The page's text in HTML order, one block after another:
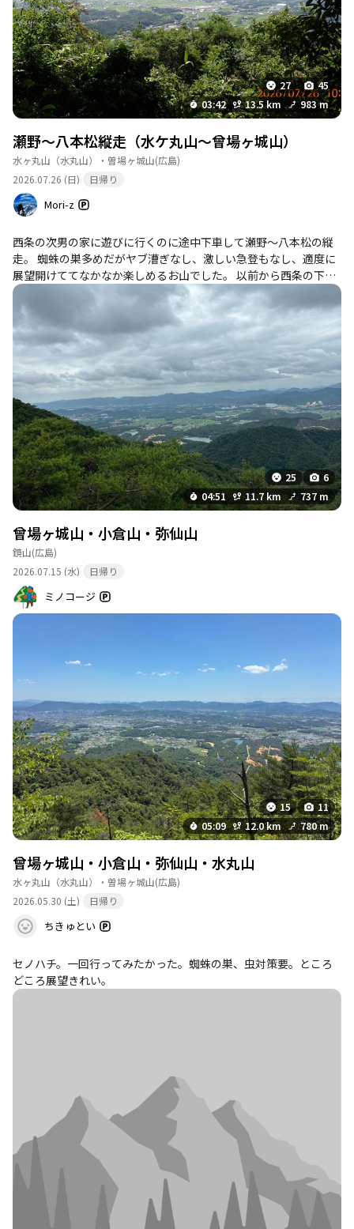
27
45
03:42
13.5 km 983 m
瀬野～八本松縦走（水ケ丸山～曾場ヶ城山）
水ヶ丸山（水丸山）・曽場ヶ城山(広島)
2026.07.26 (日)
日帰り
Mori-z
西条の次男の家に遊びに行くのに途中下車して瀬野～八本松の縦
走。 蜘蛛の巣多めだがヤブ漕ぎなし、激しい急登もなし、適度に
展望開けててなかなか楽しめるお山でした。 以前から西条の下界
から見える稜線がずっと気になっていたが、一度歩くと全てのピ
ークが特定できて今後こちらに来るたびにクリアな妄想ができそ
うでそれが一番の収穫。 下山後の５㎞のロードランが灼熱過ぎて
キツかった。
25
6
04:51
11.7 km 737 m
曾場ヶ城山・小倉山・弥仙山
鏡山(広島)
2026.07.15 (水)
日帰り
ミノコージ
15
11
05:09
12.0 km 780 m
曾場ヶ城山・小倉山・弥仙山・水丸山
水ヶ丸山（水丸山）・曽場ヶ城山(広島)
2026.05.30 (土)
日帰り
ちきゅとい
セノハチ。一回行ってみたかった。蜘蛛の巣、虫対策要。ところ
どころ展望きれい。